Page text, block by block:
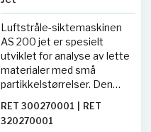
Luftstråle-siktemaskinen
AS 200 jet er spesielt
utviklet for analyse av lette
materialer med små
partikkelstørrelser. Den
for å spre og
deagglomerere fine pulver,
RET 300270001
RET
320270001